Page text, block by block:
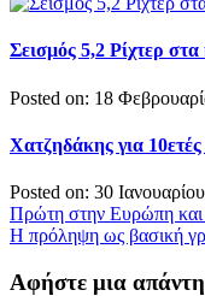
Σεισμός 5,2 Ρίχτερ στα
Posted on: 18
Χατζηδάκης για
Posted on: 30
Πλοήγηση
άρθρων
Πρώτη στην Ευρώπη και
H πρόληψη ως βασική
Αφήστε μια